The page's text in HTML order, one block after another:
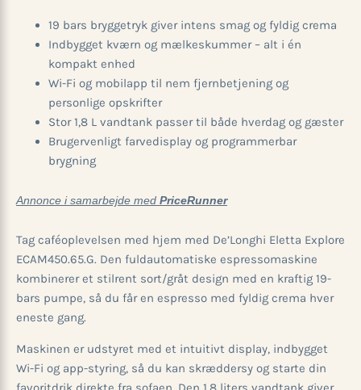
19 bars bryggetryk giver intens smag og fyldig crema
Indbygget kværn og mælkeskummer – alt i én
kompakt enhed
Wi-Fi og mobilapp til nem fjernbetjening og
personlige opskrifter
Stor 1,8 L vandtank passer til både hverdag og gæster
Brugervenligt farvedisplay og programmerbar
brygning
Annonce i samarbejde med PriceRunner
Tag caféoplevelsen med hjem med De’Longhi Eletta Explore
ECAM450.65.G. Den fuldautomatiske espressomaskine
kombinerer et stilrent sort/gråt design med en kraftig 19-
bars pumpe, så du får en espresso med fyldig crema hver
eneste gang.
Maskinen er udstyret med et intuitivt display, indbygget
Wi-Fi og app-styring, så du kan skræddersy og starte din